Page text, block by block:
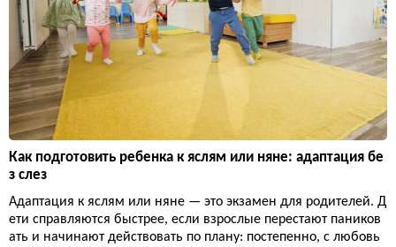
Как подготовить ребенка к яслям или няне: адаптация бе
з слез
Адаптация к яслям или няне — это экзамен для родителей. Д
ети справляются быстрее, если взрослые перестают паников
ать и начинают действовать по плану: постепенно, с любовь